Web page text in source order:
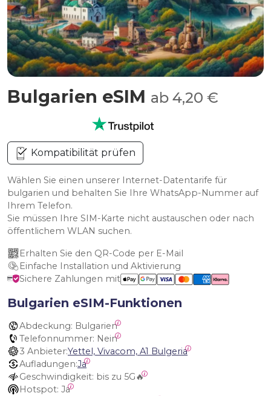
Bulgarien eSIM ab 4,20 €
Kompatibilität prüfen
Wählen Sie einen unserer Internet-Datentarife für
bulgarien und behalten Sie Ihre WhatsApp-Nummer auf
Ihrem Telefon.
Sie müssen Ihre SIM-Karte nicht austauschen oder nach
öffentlichem WLAN suchen.
Erhalten Sie den QR-Code per E-Mail
Einfache Installation und Aktivierung
Sichere Zahlungen mit
Bulgarien eSIM-Funktionen
Abdeckung: Bulgarien
Telefonnummer: Nein
3 Anbieter:Yettel, Vivacom, A1 Bulgeria
Aufladungen:Ja
Geschwindigkeit: bis zu 5G🔥
Hotspot: Ja